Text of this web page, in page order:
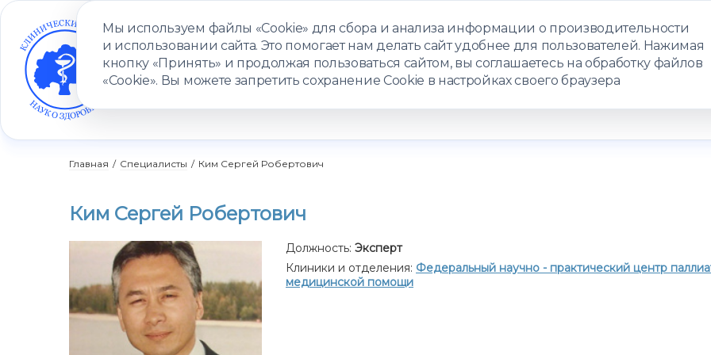
Мы используем файлы «Cookie» для сбора и анализа информации о производительности
и использовании сайта. Это помогает нам делать сайт удобнее для пользователей. Нажимая
кнопку «Принять» и продолжая пользоваться сайтом, вы соглашаетесь на обработку файлов
«Cookie». Вы можете запретить сохранение Cookie в настройках своего браузера
ЗАПИСАТЬСЯ
Главная / Специалисты / Ким Сергей Робертович
Ким Сергей Робертович
Должность: Эксперт
Клиники и отделения: Федеральный научно - практический центр
медицинской помощи